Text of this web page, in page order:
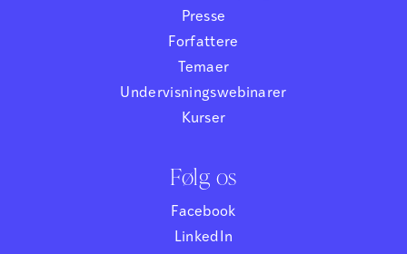
Presse
Forfattere
Temaer
Undervisningswebinarer
Kurser
Følg os
Facebook
LinkedIn